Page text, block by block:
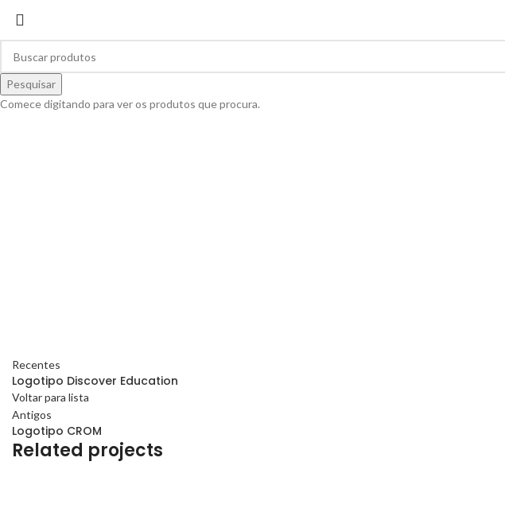
Recentes
Logotipo Discover Education
Voltar para lista
Antigos
Logotipo CROM
Related projects
Pesquisar
Comece digitando para ver os produtos que procura.